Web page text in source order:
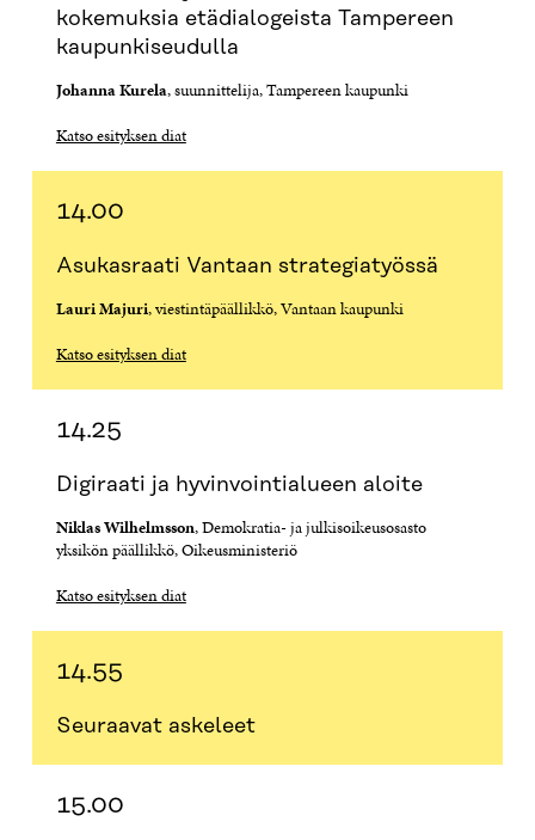
kokemuksia etädialogeista Tampereen
kaupunkiseudulla
Johanna Kurela, suunnittelija, Tampereen kaupunki
Katso esityksen diat
14.00
Asukasraati Vantaan strategiatyössä
Lauri Majuri, viestintäpäällikkö, Vantaan kaupunki
Katso esityksen diat
14.25
Digiraati ja hyvinvointialueen aloite
Niklas Wilhelmsson, Demokratia- ja julkisoikeusosasto
yksikön päällikkö, Oikeusministeriö
Katso esityksen diat
14.55
Seuraavat askeleet
15.00